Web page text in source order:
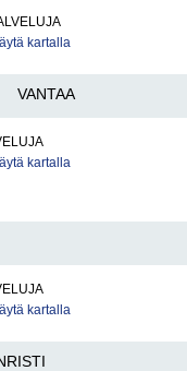
kartalla
VANTAA
kartalla
kartalla